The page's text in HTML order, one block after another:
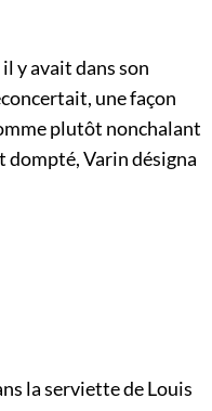
y avait dans son
une façon
plutôt nonchalant
Varin désigna
la serviette de Louis